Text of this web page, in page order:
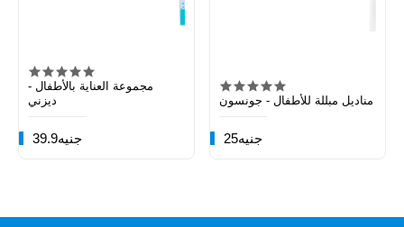
مناديل مبللة للأطفال - جونسون
25جنيه
مجموعة العناية بالأطفال -
ديزني
39.9جنيه